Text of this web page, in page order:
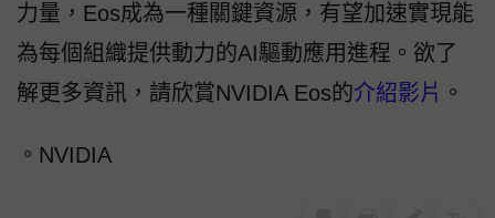
力量，Eos成為一種關鍵資源，有望加速實現能
為每個組織提供動力的AI驅動應用進程。欲了
解更多資訊，請欣賞NVIDIA Eos的介紹影片 。
。NVIDIA